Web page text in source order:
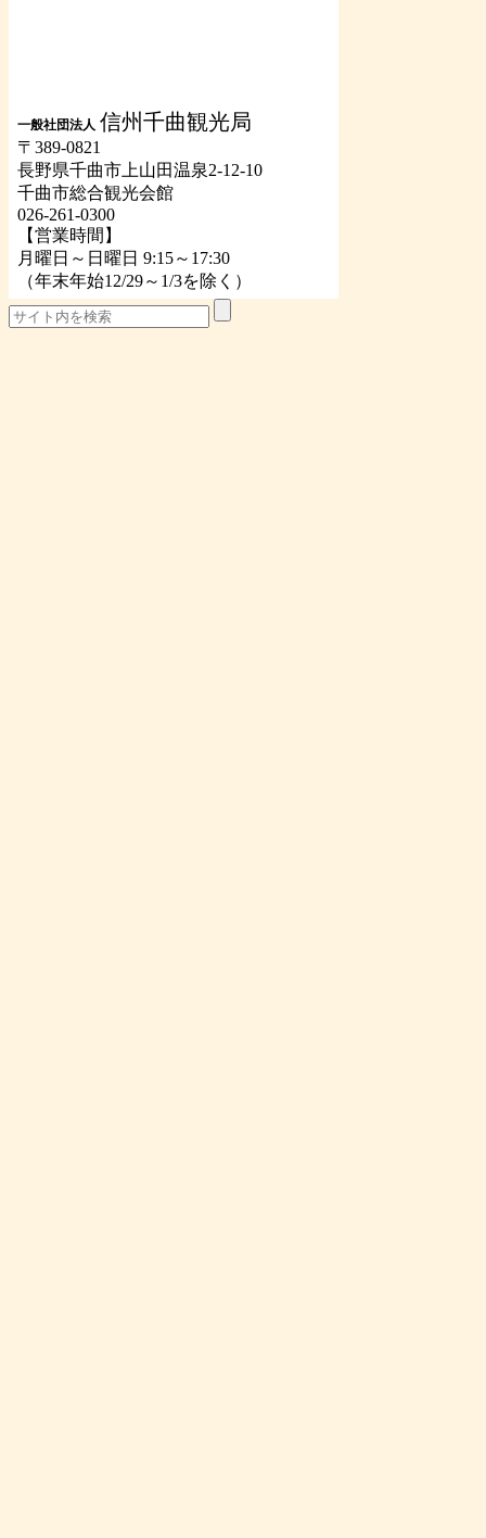
一般社団法人 信州千曲観光局
〒389-0821
長野県千曲市上山田温泉2-12-10
千曲市総合観光会館
026-261-0300
【営業時間】
月曜日～日曜日 9:15～17:30
（年末年始12/29～1/3を除く）